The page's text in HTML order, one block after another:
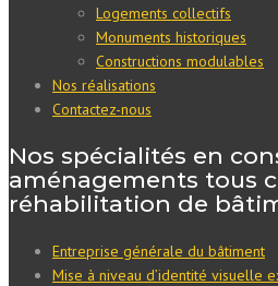
Logements collectifs
Monuments historiques
Constructions modulables
Nos réalisations
Contactez-nous
Nos spécialités en
aménagements tous
réhabilitation de
Entreprise générale du bâtiment
Mise à niveau d’identité visuelle